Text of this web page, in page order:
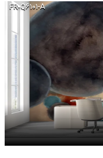
FR-Q۶۱۰۱-A